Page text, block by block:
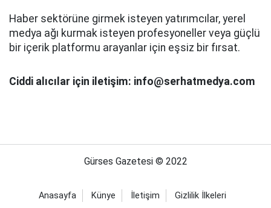
Haber sektörüne girmek isteyen yatırımcılar, yerel
medya ağı kurmak isteyen profesyoneller veya güçlü
bir içerik platformu arayanlar için eşsiz bir fırsat.
Ciddi alıcılar için iletişim: info@serhatmedya.com
Gürses Gazetesi © 2022
Anasayfa Künye İletişim Gizlilik İlkeleri